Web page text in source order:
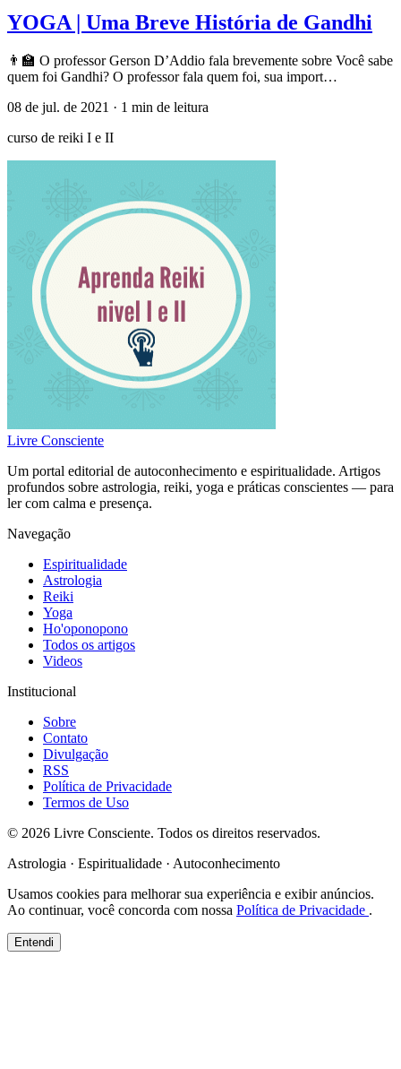
YOGA | Uma Breve História de Gandhi
👨‍🏫 O professor Gerson D’Addio fala brevemente sobre Você sabe
quem foi Gandhi? O professor fala quem foi, sua import…
08 de jul. de 2021 · 1 min de leitura
curso de reiki I e II
Livre Consciente
Um portal editorial de autoconhecimento e espiritualidade. Artigos
profundos sobre astrologia, reiki, yoga e práticas conscientes — para
ler com calma e presença.
Navegação
Espiritualidade
Astrologia
Reiki
Yoga
Ho'oponopono
Todos os artigos
Videos
Institucional
Sobre
Contato
Divulgação
RSS
Política de Privacidade
Termos de Uso
© 2026 Livre Consciente. Todos os direitos reservados.
Astrologia · Espiritualidade · Autoconhecimento
Usamos cookies para melhorar sua experiência e exibir anúncios.
Ao continuar, você concorda com nossa Política de Privacidade .
Entendi